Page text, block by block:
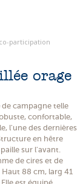
participation
orage
de campagne telle
confortable,
l'une des dernières
en hêtre
sur l'avant.
de cires et de
88 cm, larg 41